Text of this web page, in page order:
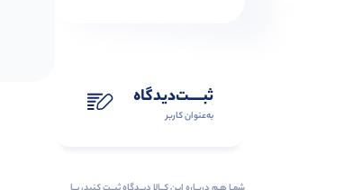
ثبـــــت‌دیدگاه
به‌عنوان کاربر